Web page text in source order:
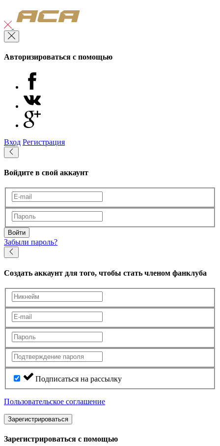
Авторизироваться с помощью
Вход Регистрация
Войдите в свой аккаунт
Войти
Забыли пароль?
Создать аккаунт для того, чтобы стать членом фанклуба
Подписаться на рассылку
Пользовательское соглашение
Зарегистрироваться
Зарегистрироваться с помощью